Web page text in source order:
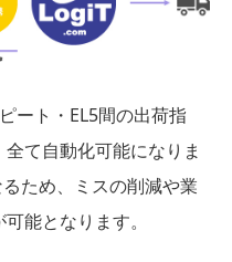
ート・EL5間の出荷指
て自動化可能になりま
ため、ミスの削減や業
能となります。